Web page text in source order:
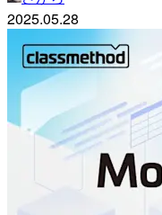
2025.05.28